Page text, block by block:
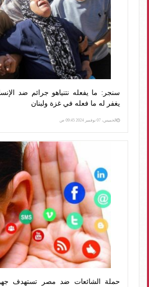
سنجر: ما يفعله نتنياهو جرائم ضد
يغفر له ما فعله في غزة ولبنان
الخميس، 07 نوفمبر 2024 09:45 ص
حملة الشائعات ضد مصر تستهدف